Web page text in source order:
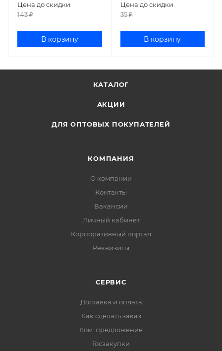
Цена до скидки
143₽
В корзину
Цена до скидки
35₽
В корзину
КАТАЛОГ
АКЦИИ
ДЛЯ ОПТОВЫХ ПОКУПАТЕЛЕЙ
КОМПАНИЯ
О компании
Контакты
Вакансии
Личный кабинет
Корпоративный портал
Реквизиты
СЕРВИС
Доставка и оплата
Как сделать заказ
Ком. предложение
Госзакупки